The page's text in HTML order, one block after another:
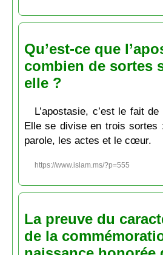
Qu’est-ce que
combien de sortes
elle ?
L’apostasie, c’est le fait
Elle se divise en trois sortes
parole, les actes et le cœur.
https://www.islam.ms/?p=555
La preuve du
de la